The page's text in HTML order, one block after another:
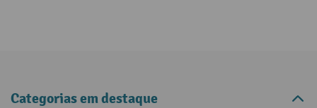
Categorias em destaque